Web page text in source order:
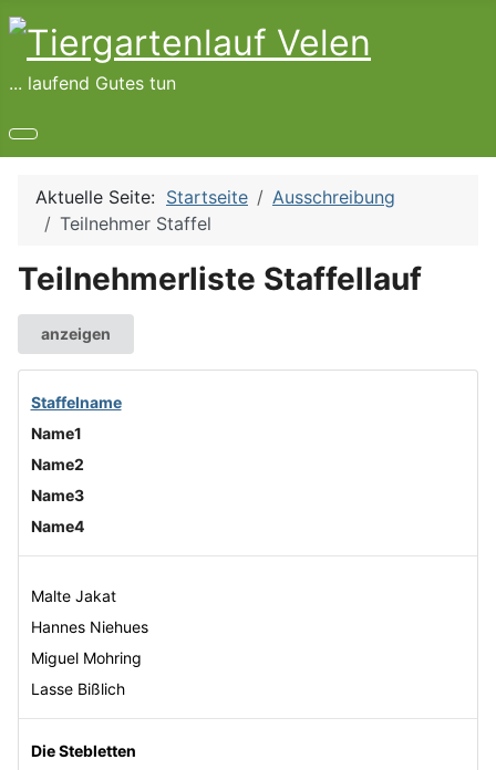
... laufend Gutes tun
Aktuelle Seite: Startseite
Ausschreibung
Teilnehmer Staffel
Teilnehmerliste Staffellauf
anzeigen
Staffelname
Name1
Name2
Name3
Name4
Malte Jakat
Hannes Niehues
Miguel Mohring
Lasse Bißlich
Die Stebletten